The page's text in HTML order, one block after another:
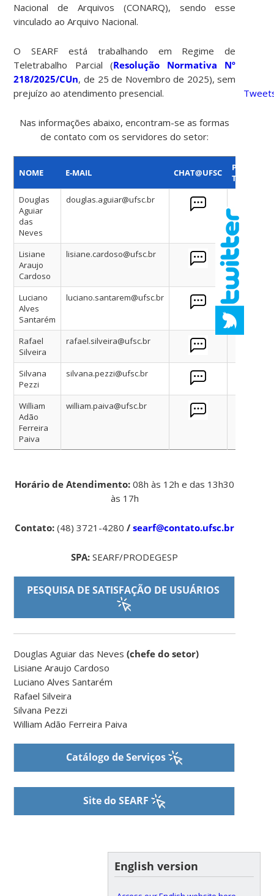
Nacional de Arquivos (CONARQ), sendo esse
vinculado ao Arquivo Nacional.
O SEARF está trabalhando em Regime de
Teletrabalho Parcial (Resolução Normativa Nº
218/2025/CUn, de 25 de Novembro de 2025), sem
prejuízo ao atendimento presencial.
Nas informações abaixo, encontram-se as formas
de contato com os servidores do setor:
NOME E-MAIL CHAT@UFSC
PLANO DE
Douglas
Aguiar
das
Neves
douglas.aguiar@ufsc.br
Lisiane
Araujo
Cardoso
lisiane.cardoso@ufsc.br
Luciano
Alves
Santarém
luciano.santarem@ufsc.br
Rafael
Silveira
rafael.silveira@ufsc.br
Silvana
Pezzi
silvana.pezzi@ufsc.br
William
Adão
Ferreira
Paiva
william.paiva@ufsc.br
Horário de Atendimento:08h às 12h e das 13h30
às 17h
Contato: (48) 3721-4280 /searf@contato.ufsc.br
SPA: SEARF/PRODEGESP
PESQUISA DE SATISFAÇÃO DE USUÁRIOS
Douglas Aguiar das Neves (chefe do setor)
Lisiane Araujo Cardoso
Luciano Alves Santarém
Rafael Silveira
Silvana Pezzi
William Adão Ferreira Paiva
Catálogo de Serviços
Site do SEARF
English version